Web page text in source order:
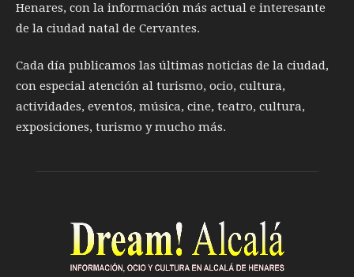
Henares, con la información más actual e interesante
de la ciudad natal de Cervantes.
Cada día publicamos las últimas noticias de la ciudad,
con especial atención al turismo, ocio, cultura,
actividades, eventos, música, cine, teatro, cultura,
exposiciones, turismo y mucho más.